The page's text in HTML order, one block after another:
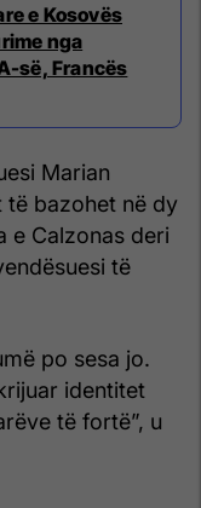
e Kosovës
nga
së, Francës
Marian
të bazohet në dy
e Calzonas deri
të
po sesa jo.
identitet
të fortë”, u